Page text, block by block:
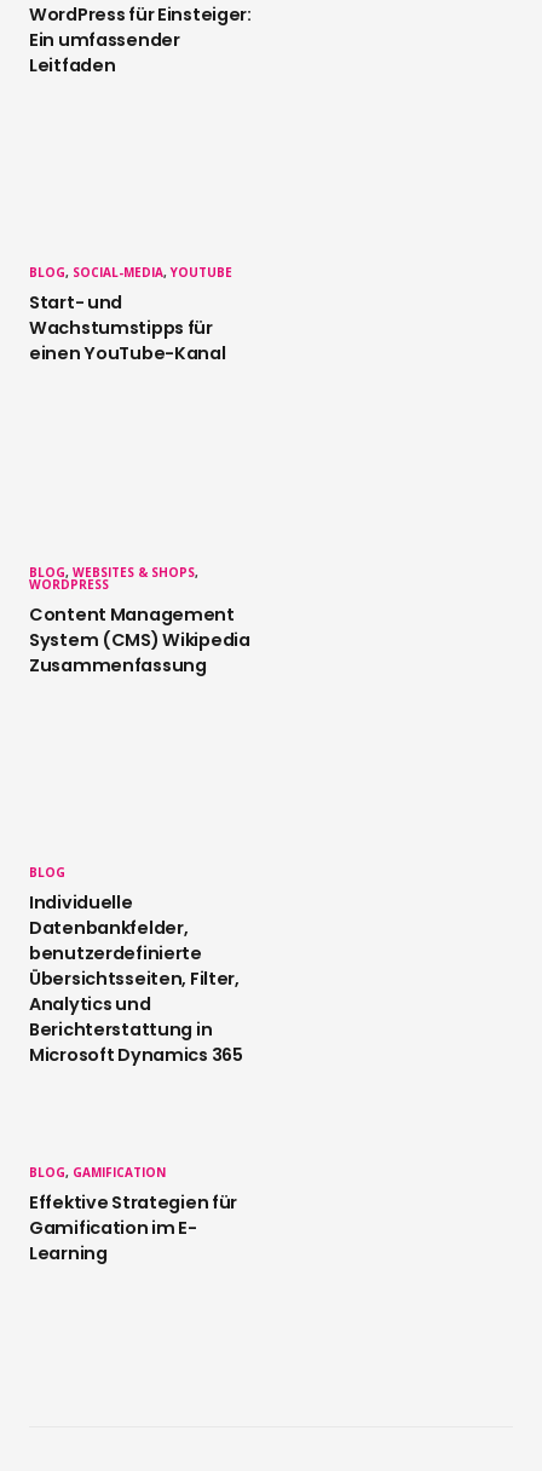
WordPress für Einsteiger:
Ein umfassender
Leitfaden
BLOG, SOCIAL-MEDIA,YOUTUBE
Start- und
Wachstumstipps für
einen YouTube-Kanal
BLOG, WEBSITES & SHOPS,
WORDPRESS
Content Management
System (CMS) Wikipedia
Zusammenfassung
BLOG
Individuelle
Datenbankfelder,
benutzerdefinierte
Übersichtsseiten, Filter,
Analytics und
Berichterstattung in
Microsoft Dynamics 365
BLOG, GAMIFICATION
Effektive Strategien für
Gamification im E-
Learning